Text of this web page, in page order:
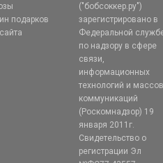
подарков
("бобсоккер.ру")
зарегистрировано в
Федеральной
по надзору в сфере
связи,
информационных
технологий и
коммуникаций
(Роскомнадзор) 19
января 2011г.
Свидетельство о
регистрации Эл